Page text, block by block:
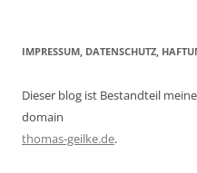
IMPRESSUM, DATENSCHUTZ,
Dieser blog ist Bestandteil
domain
thomas-geilke.de.